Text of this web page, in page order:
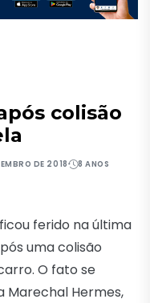
colisão
DE 2018 8 ANOS
ferido na última
uma colisão
O fato se
Marechal Hermes,